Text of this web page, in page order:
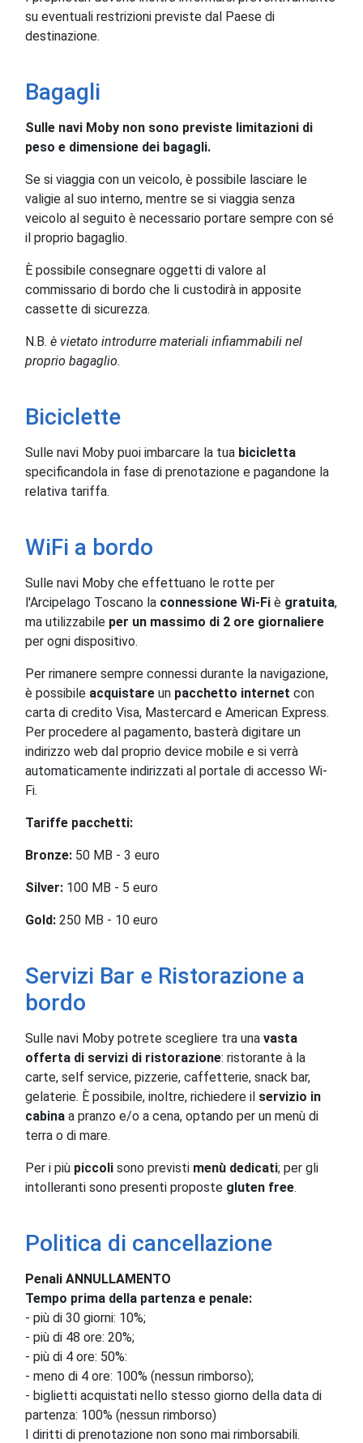
su eventuali restrizioni previste dal Paese di
destinazione.
Bagagli
Sulle navi Moby non sono previste limitazioni di
peso e dimensione dei bagagli.
Se si viaggia con un veicolo, è possibile lasciare le
valigie al suo interno, mentre se si viaggia senza
veicolo al seguito è necessario portare sempre con sé
il proprio bagaglio.
È possibile consegnare oggetti di valore al
commissario di bordo che li custodirà in apposite
cassette di sicurezza.
N.B. è vietato introdurre materiali infiammabili nel
proprio bagaglio.
Biciclette
Sulle navi Moby puoi imbarcare la tua bicicletta
specificandola in fase di prenotazione e pagandone la
relativa tariffa.
WiFi a bordo
Sulle navi Moby che effettuano le rotte per
l'Arcipelago Toscano la connessione Wi-Fi è gratuita,
ma utilizzabile per un massimo di 2 ore giornaliere
per ogni dispositivo.
Per rimanere sempre connessi durante la navigazione,
è possibile acquistare un pacchetto internet con
carta di credito Visa, Mastercard e American Express.
Per procedere al pagamento, basterà digitare un
indirizzo web dal proprio device mobile e si verrà
automaticamente indirizzati al portale di accesso Wi-
Fi.
Tariffe pacchetti:
Bronze: 50 MB - 3 euro
Silver: 100 MB - 5 euro
Gold: 250 MB - 10 euro
Servizi Bar e Ristorazione a
bordo
Sulle navi Moby potrete scegliere tra una vasta
offerta di servizi di ristorazione: ristorante à la
carte, self service, pizzerie, caffetterie, snack bar,
gelaterie. È possibile, inoltre, richiedere il servizio in
cabina a pranzo e/o a cena, optando per un menù di
terra o di mare.
Per i più piccoli sono previsti menù dedicati; per gli
intolleranti sono presenti proposte gluten free.
Politica di cancellazione
Penali ANNULLAMENTO
Tempo prima della partenza e penale:
- più di 30 giorni: 10%;
- più di 48 ore: 20%;
- più di 4 ore: 50%:
- meno di 4 ore: 100% (nessun rimborso);
- biglietti acquistati nello stesso giorno della data di
partenza: 100% (nessun rimborso)
I diritti di prenotazione non sono mai rimborsabili.